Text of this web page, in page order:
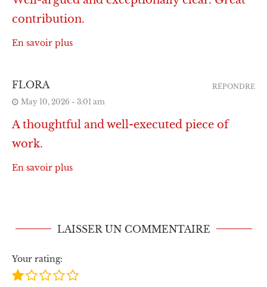
contribution.
En savoir plus
FLORA
May 10, 2026 - 3:01 am
A thoughtful and well-executed piece of
work.
En savoir plus
RÉPONDRE
LAISSER UN COMMENTAIRE
Your rating: